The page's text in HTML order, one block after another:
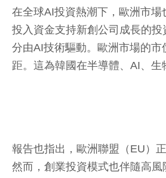
在全球AI投資熱潮下，歐洲市
投入資金支持新創公司成長的
分由AI技術驅動。歐洲市場的
距。這為韓國在半導體、AI、生
報告也指出，歐洲聯盟（EU）
然而，創業投資模式也伴隨高